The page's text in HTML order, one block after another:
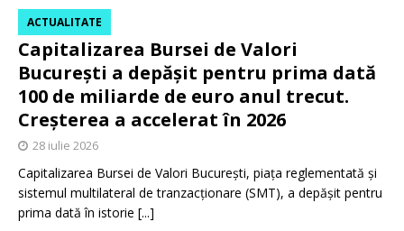
Capitalizarea Bursei de Valori
București a depășit pentru prima dată
100 de miliarde de euro anul trecut.
Creșterea a accelerat în 2026
ACTUALITATE
28 iulie 2026
Capitalizarea Bursei de Valori București, piața reglementată și
sistemul multilateral de tranzacționare (SMT), a depășit pentru
prima dată în istorie [...]